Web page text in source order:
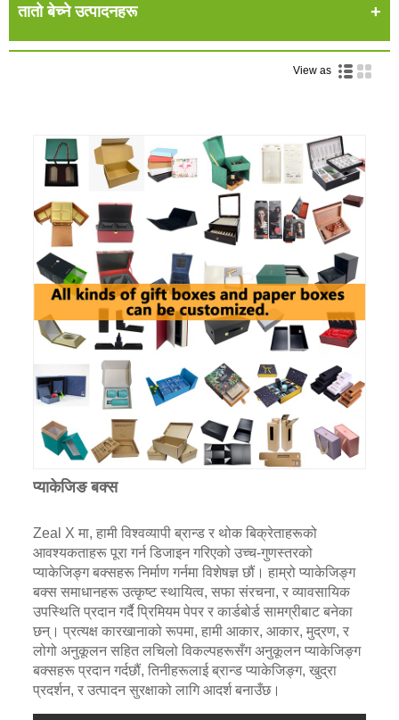
तातो बेच्ने उत्पादनहरू
View as
प्याकेजिङ बक्स
Zeal X मा, हामी विश्वव्यापी ब्रान्ड र थोक बिक्रेताहरूको
आवश्यकताहरू पूरा गर्न डिजाइन गरिएको उच्च-गुणस्तरको
प्याकेजिङ्ग बक्सहरू निर्माण गर्नमा विशेषज्ञ छौं। हाम्रो प्याकेजिङ्ग
बक्स समाधानहरू उत्कृष्ट स्थायित्व, सफा संरचना, र व्यावसायिक
उपस्थिति प्रदान गर्दै प्रिमियम पेपर र कार्डबोर्ड सामग्रीबाट बनेका
छन्। प्रत्यक्ष कारखानाको रूपमा, हामी आकार, आकार, मुद्रण, र
लोगो अनुकूलन सहित लचिलो विकल्पहरूसँग अनुकूलन प्याकेजिङ्ग
बक्सहरू प्रदान गर्दछौं, तिनीहरूलाई ब्रान्ड प्याकेजिङ्ग, खुद्रा
प्रदर्शन, र उत्पादन सुरक्षाको लागि आदर्श बनाउँछ।